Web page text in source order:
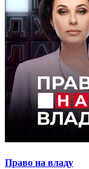
Право на владу